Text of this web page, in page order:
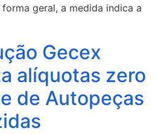
geral, a medida indica a
Gecex
alíquotas zero
de Autopeças